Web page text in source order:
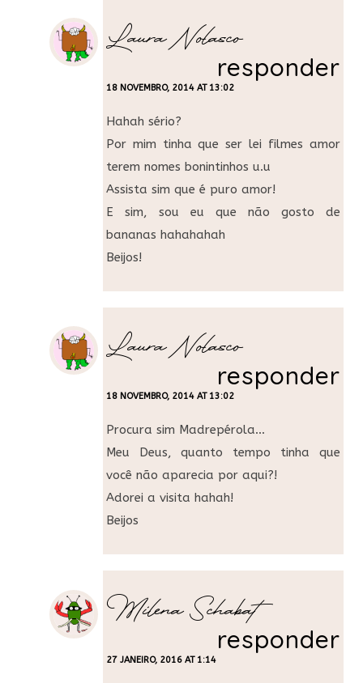
Laura Nolasco
18 NOVEMBRO, 2014 AT 13:02
responder
Hahah sério?
Por mim tinha que ser lei filmes amor
terem nomes bonintinhos u.u
Assista sim que é puro amor!
E sim, sou eu que não gosto de
bananas hahahahah
Beijos!
Laura Nolasco
18 NOVEMBRO, 2014 AT 13:02
responder
Procura sim Madrepérola…
Meu Deus, quanto tempo tinha que
você não aparecia por aqui?!
Adorei a visita hahah!
Beijos
Milena Schabat
27 JANEIRO, 2016 AT 1:14
responder